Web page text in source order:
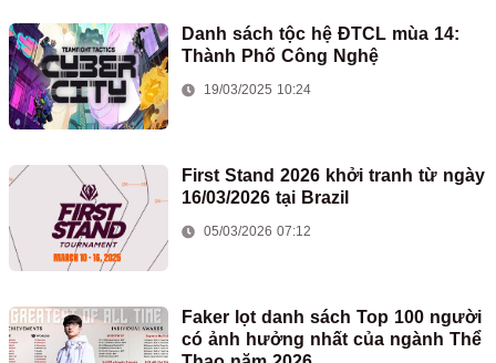
Danh sách tộc hệ ĐTCL mùa 14:
Thành Phố Công Nghệ
19/03/2025 10:24
First Stand 2026 khởi tranh từ ngày
16/03/2026 tại Brazil
05/03/2026 07:12
Faker lọt danh sách Top 100 người
có ảnh hưởng nhất của ngành Thể